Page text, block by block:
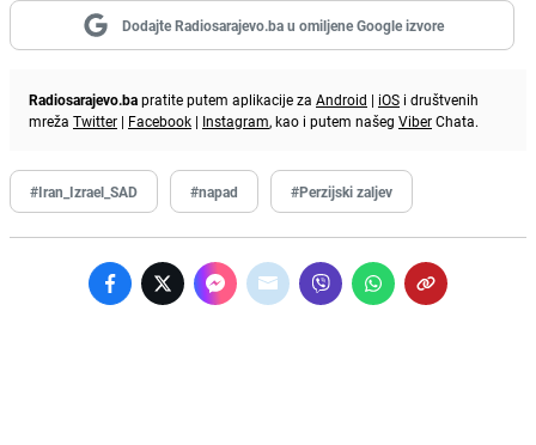
Dodajte Radiosarajevo.ba u omiljene Google izvore
Radiosarajevo.bapratite putem aplikacije za Android | iOS i društvenih
mreža Twitter | Facebook | Instagram, kao i putem našeg ViberChata.
#Iran_Izrael_SAD #napad #Perzijski zaljev